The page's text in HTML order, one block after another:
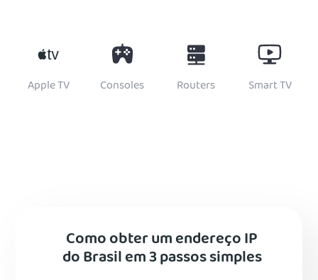
Apple TV Consoles Routers Smart TV
Como obter um endereço IP
do Brasil em 3 passos simples